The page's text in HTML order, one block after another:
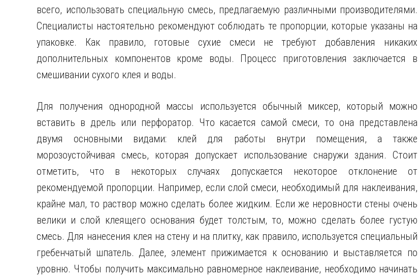
всего, использовать специальную смесь, предлагаемую различными производителями.
Специалисты настоятельно рекомендуют соблюдать те пропорции, которые указаны на
упаковке. Как правило, готовые сухие смеси не требуют добавления никаких
дополнительных компонентов кроме воды. Процесс приготовления заключается в
смешивании сухого клея и воды.
Для получения однородной массы используется обычный миксер, который можно
вставить в дрель или перфоратор. Что касается самой смеси, то она представлена
двумя основными видами: клей для работы внутри помещения, а также
морозоустойчивая смесь, которая допускает использование снаружи здания. Стоит
отметить, что в некоторых случаях допускается некоторое отклонение от
рекомендуемой пропорции. Например, если слой смеси, необходимый для наклеивания,
крайне мал, то раствор можно сделать более жидким. Если же неровности стены очень
велики и слой клеящего основания будет толстым, то, можно сделать более густую
смесь. Для нанесения клея на стену и на плитку, как правило, используется специальный
гребенчатый шпатель. Далее, элемент прижимается к основанию и выставляется по
уровню. Чтобы получить максимально равномерное наклеивание, необходимо начинать